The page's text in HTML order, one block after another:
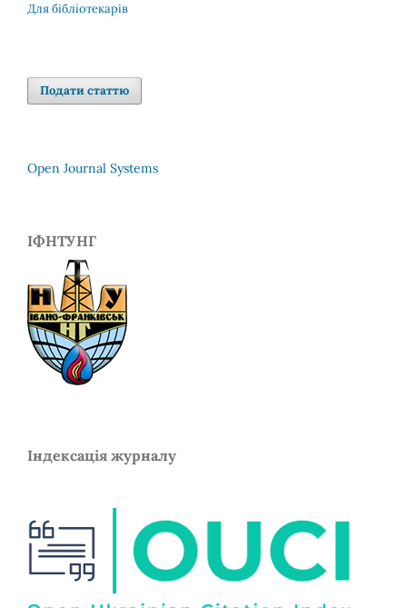
Для бібліотекарів
Подати статтю
Open Journal Systems
ІФНТУНГ
Індексація журналу